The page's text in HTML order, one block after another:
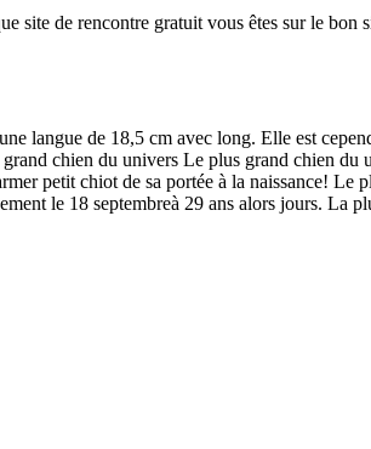
site de rencontre gratuit vous êtes sur le
langue de 18,5 cm avec long. Elle est
chien du univers Le plus grand chien du
petit chiot de sa portée à la naissance!
le 18 septembreà 29 ans alors jours.